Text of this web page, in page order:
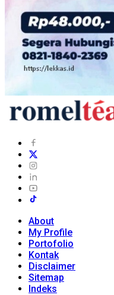
About
My Profile
Portofolio
Kontak
Disclaimer
Sitemap
Indeks